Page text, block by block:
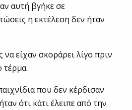
αυτή βγήκε σε
η εκτέλεση δεν ήταν
είχαν σκοράρει λίγο πριν
τέρμα.
που δεν κέρδισαν
ότι κάτι έλειπε από την